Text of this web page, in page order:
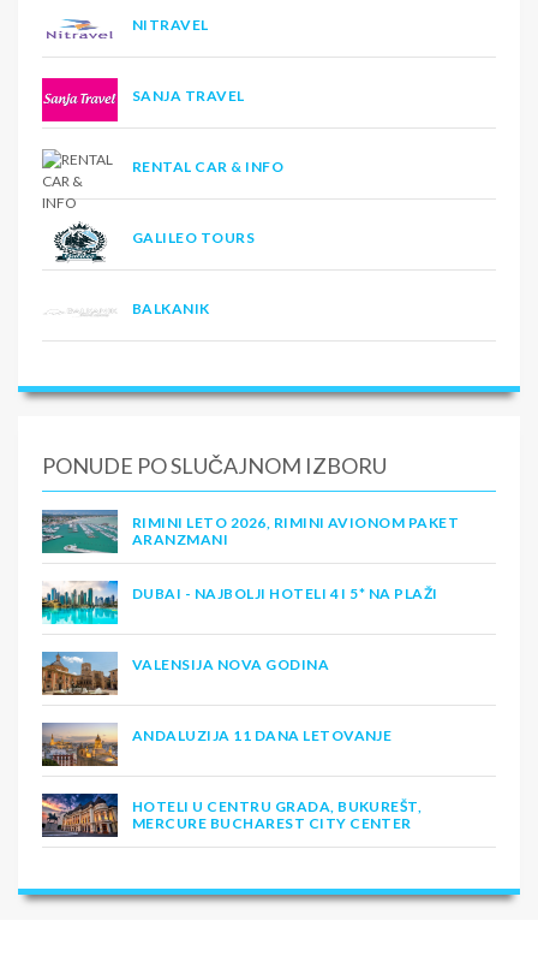
NITRAVEL
SANJA TRAVEL
RENTAL CAR & INFO
GALILEO TOURS
BALKANIK
PONUDE PO SLUČAJNOM IZBORU
RIMINI LETO 2026, RIMINI AVIONOM PAKET
ARANZMANI
DUBAI - NAJBOLJI HOTELI 4 I 5* NA PLAŽI
VALENSIJA NOVA GODINA
ANDALUZIJA 11 DANA LETOVANJE
HOTELI U CENTRU GRADA, BUKUREŠT,
MERCURE BUCHAREST CITY CENTER